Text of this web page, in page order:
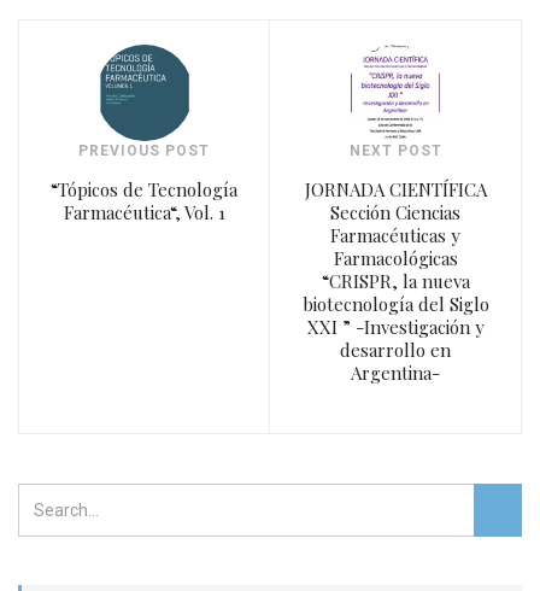
PREVIOUS POST
“Tópicos de Tecnología
Farmacéutica“, Vol. 1
NEXT POST
JORNADA CIENTÍFICA
Sección Ciencias
Farmacéuticas y
Farmacológicas
“CRISPR, la nueva
biotecnología del Siglo
XXI ” -Investigación y
desarrollo en
Argentina-